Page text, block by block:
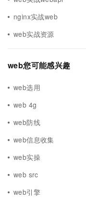
nginx实战web
web实战资源
web您可能感兴趣
web选用
web 4g
web防线
web信息收集
web实操
web src
web引擎